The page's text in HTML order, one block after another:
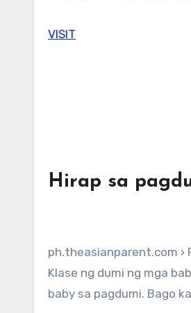
VISIT
Hirap sa
ph.theasianparent.com ›
Klase ng dumi ng mga baby; Mga senyales na hirap sa pagdumi ang baby mo; Mga paraan para matulungan si
baby sa pagdumi. Bago